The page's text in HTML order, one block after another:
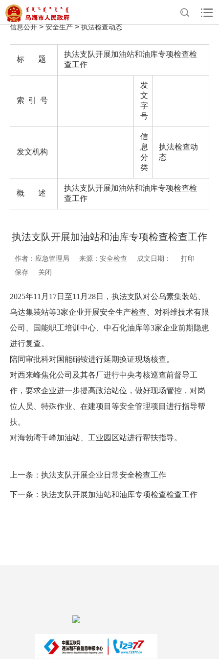
首页 >政务公开>政府信息公开
重点领域
信息公开>安全生产>执法检查动态
标 题
执法支队开展加油站和油库专项检查检
查工作
索 引 号
发
文
字
号
发文机构
信
息
分
类
执法检查动
态
概 述
执法支队开展加油站和油库专项检查检
查工作
执法支队开展加油站和油库专项检查检查工作
作者：应急管理局 来源：安全检查 成文日期：
打印
保存
关闭
2025年11月17日至11月28日，执法支队对公乌素集装站、
乌达集装站等3家企业开展安全生产检查。对科维技术有限
公司、国能职工培训中心、中石化油库等3家企业前期隐患
进行复查。
陪同审批科对国能硝铵进行延期换证现场核查。
对西来峰焦化公司及其各厂进行中央考核巡查前督导工
作，要求企业进一步提高政治站位，做好现场管控，对岗
位人员、特殊作业、在建项目等安全管理项目进行指导帮
扶。
对海勃湾千峰加油站、工业园区站进行帮扶指导。
上一条： 执法支队开展企业日常安全检查工作
下一条： 执法支队开展加油站和油库专项检查检查工作